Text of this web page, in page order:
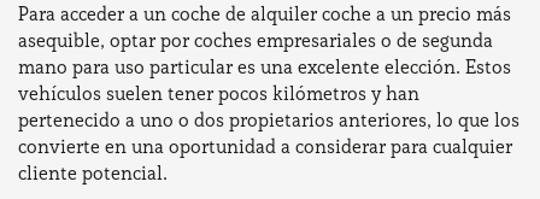
Para acceder a un coche de alquiler coche a un precio más
asequible, optar por coches empresariales o de segunda
mano para uso particular es una excelente elección. Estos
vehículos suelen tener pocos kilómetros y han
pertenecido a uno o dos propietarios anteriores, lo que los
convierte en una oportunidad a considerar para cualquier
cliente potencial.